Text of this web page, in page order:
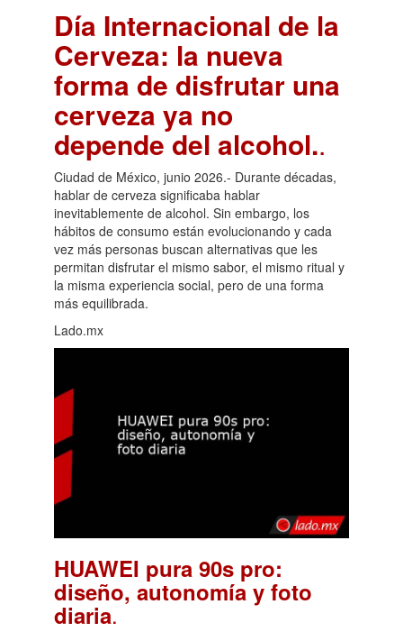
Día Internacional de la
Cerveza: la nueva
forma de disfrutar una
cerveza ya no
depende del alcohol..
Ciudad de México, junio 2026.- Durante décadas,
hablar de cerveza significaba hablar
inevitablemente de alcohol. Sin embargo, los
hábitos de consumo están evolucionando y cada
vez más personas buscan alternativas que les
permitan disfrutar el mismo sabor, el mismo ritual y
la misma experiencia social, pero de una forma
más equilibrada.
Lado.mx
HUAWEI pura 90s pro:
diseño, autonomía y foto
diaria.